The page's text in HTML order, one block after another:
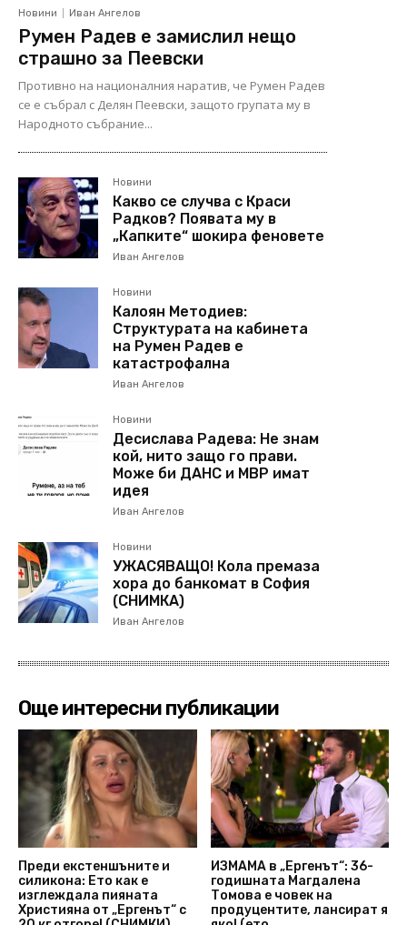
Новини Иван Ангелов
Румен Радев е замислил нещо
страшно за Пеевски
Противно на националния наратив, че Румен Радев
се е събрал с Делян Пеевски, защото групата му в
Народното събрание...
Новини
Какво се случва с Краси
Радков? Появата му в
„Капките“ шокира феновете
Иван Ангелов
Новини
Калоян Методиев:
Структурата на кабинета
на Румен Радев е
катастрофална
Иван Ангелов
Новини
Десислава Радева: Не знам
кой, нито защо го прави.
Може би ДАНС и МВР имат
идея
Иван Ангелов
Новини
УЖАСЯВАЩО! Кола премаза
хора до банкомат в София
(СНИМКА)
Иван Ангелов
Още интересни публикации
Преди екстеншъните и
силикона: Ето как е
изглеждала пияната
Християна от „Ергенът“ с
ИЗМАМА в „Ергенът“: 36-
годишната Магдалена
Томова е човек на
продуцентите, лансират я